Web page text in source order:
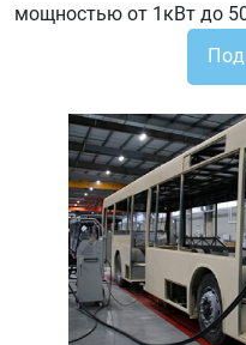
мощностью от 1кВт до